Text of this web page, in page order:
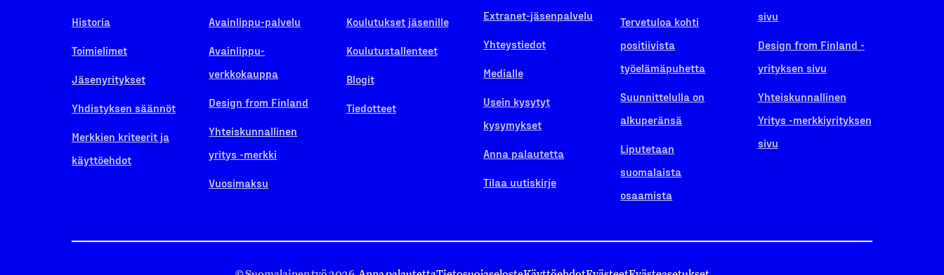
Historia
Toimielimet
Jäsenyritykset
Yhdistyksen säännöt
Merkkien kriteerit ja
käyttöehdot
Avainlippu-palvelu
Avainlippu-
verkkokauppa
Design from Finland
Yhteiskunnallinen
yritys -merkki
Vuosimaksu
Koulutukset jäsenille
Koulutustallenteet
Blogit
Tiedotteet
Extranet-jäsenpalvelu
Yhteystiedot
Medialle
Usein kysytyt
kysymykset
Anna palautetta
Tilaa uutiskirje
Tervetuloa kohti
positiivista
työelämäpuhetta
Suunnittelulla on
alkuperänsä
Liputetaan
suomalaista
osaamista
sivu
Design from Finland -
yrityksen sivu
Yhteiskunnallinen
Yritys -merkkiyrityksen
sivu